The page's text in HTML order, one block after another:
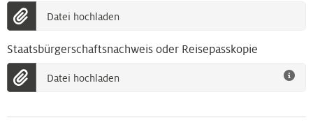
Datei hochladen
Staatsbürgerschaftsnachweis oder Reisepasskopie
Datei hochladen